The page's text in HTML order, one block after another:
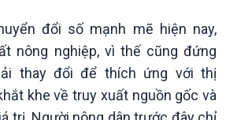
đảo
Mùa vàng
Biển đảo Việt Nam
Tâm tình biên giới và hải
đảo
đổi số mạnh mẽ hiện nay,
nông nghiệp, vì thế cũng đứng
thay đổi để thích ứng với thị
khe về truy xuất nguồn gốc và